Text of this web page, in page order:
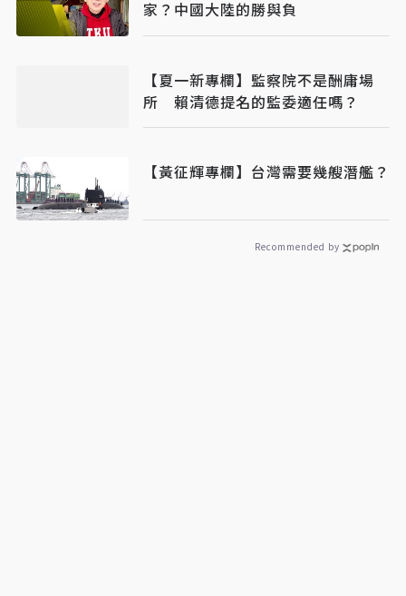
家？中國大陸的勝與負
【夏一新專欄】監察院不是酬庸場
所 賴清德提名的監委適任嗎？
【黃征輝專欄】台灣需要幾艘潛艦？
Recommended by